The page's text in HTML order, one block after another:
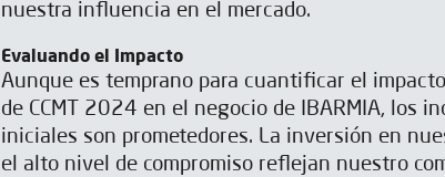
nuestra influencia en el mercado.
Evaluando el Impacto
Aunque es temprano para cuantificar el
de CCMT 2024 en el negocio de IBARMIA, los
iniciales son prometedores. La inversión en
el alto nivel de compromiso reflejan nuestro